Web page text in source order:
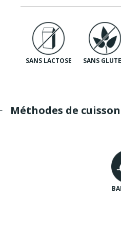
SANS LACTOSE SANS
Méthodes de cuisson